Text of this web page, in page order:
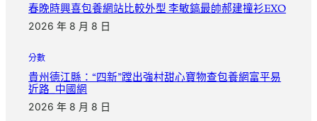
春晚時興喜包養網站比較外型 李敏鎬最帥郝建撞衫EXO
2026 年 8 月 8 日
分數
貴州德江縣：“四新”蹚出強村甜心寶物查包養網富平易
近路_中國網
2026 年 8 月 8 日